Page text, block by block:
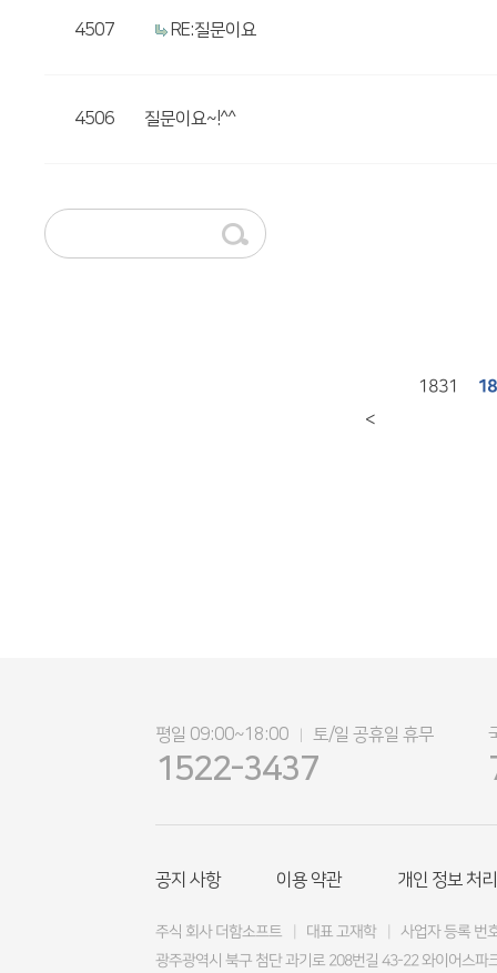
4507 RE:질문이요
4506 질문이요~!^^
<
1831
평일 09:00~18:00 토/일 공휴일 휴무
1522-3437
공지 사항 이용 약관 개인 정보 처
주식 회사 더함소프트 대표 고재학 사업자 등록 번
광주광역시 북구 첨단 과기로 208번길 43-22 와이어스파